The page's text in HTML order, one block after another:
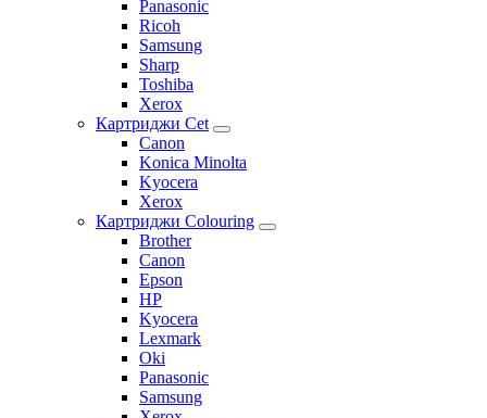
Panasonic
Ricoh
Samsung
Sharp
Toshiba
Xerox
Картриджи Cet
Canon
Konica Minolta
Kyocera
Xerox
Картриджи Colouring
Brother
Canon
Epson
HP
Kyocera
Lexmark
Oki
Panasonic
Samsung